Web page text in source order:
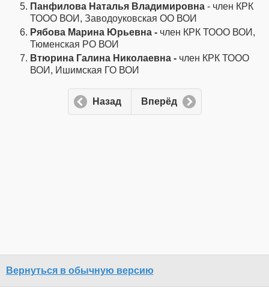
Панфилова Наталья Владимировна - член КРК
ТООО ВОИ, Заводоуковская ОО ВОИ
Рябова Марина Юрьевна - член КРК ТООО ВОИ,
Тюменская РО ВОИ
Втюрина Галина Николаевна - член КРК ТООО
ВОИ, Ишимская ГО ВОИ
Назад Вперёд
Вернуться в обычную версию